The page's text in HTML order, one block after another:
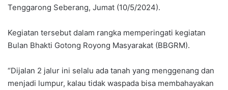
Tenggarong Seberang, Jumat (10/5/2024).
Kegiatan tersebut dalam rangka memperingati kegiatan
Bulan Bhakti Gotong Royong Masyarakat (BBGRM).
“Dijalan 2 jalur ini selalu ada tanah yang menggenang dan
menjadi lumpur, kalau tidak waspada bisa membahayakan